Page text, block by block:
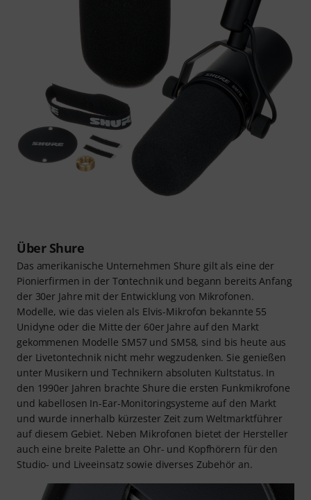
Über Shure
Das amerikanische Unternehmen Shure gilt als eine der
Pionierfirmen in der Tontechnik und begann bereits Anfang
der 30er Jahre mit der Entwicklung von Mikrofonen.
Modelle, wie das vielen als Elvis-Mikrofon bekannte 55
Unidyne oder die Mitte der 60er Jahre auf den Markt
gekommenen Modelle SM57 und SM58, sind bis heute aus
der Livetontechnik nicht mehr wegzudenken. Sie genießen
unter Musikern und Technikern absoluten Kultstatus. In
den 1990er Jahren brachte Shure die ersten Funkmikrofone
und kabellosen In-Ear-Monitoringsysteme auf den Markt
und wurde innerhalb kürzester Zeit zum Weltmarktführer
auf diesem Gebiet. Neben Mikrofonen bietet der Hersteller
auch eine breite Palette an Ohr- und Kopfhörern für den
Studio- und Liveeinsatz sowie diverses Zubehör an.